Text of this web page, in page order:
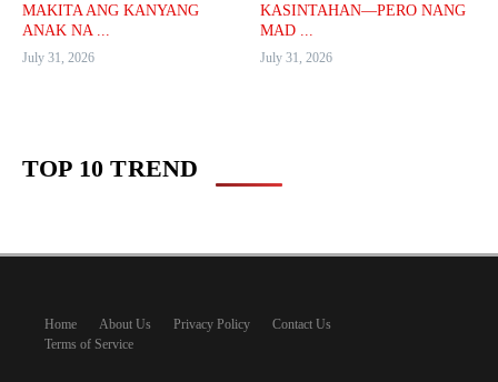
MAKITA ANG KANYANG
ANAK NA ...
July 31, 2026
KASINTAHAN—PERO NANG
MAD ...
July 31, 2026
TOP 10 TREND
Home About Us Privacy Policy
Contact Us
Terms of Service